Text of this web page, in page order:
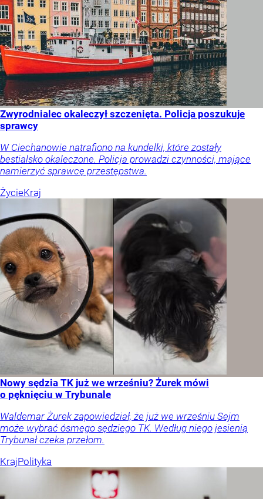
Zwyrodnialec okaleczył szczenięta. Policja poszukuje
sprawcy
W Ciechanowie natrafiono na kundelki, które zostały
bestialsko okaleczone. Policja prowadzi czynności, mające
namierzyć sprawcę przestępstwa.
ŻycieKraj
Nowy sędzia TK już we wrześniu? Żurek mówi
o pęknięciu w Trybunale
Waldemar Żurek zapowiedział, że już we wrześniu Sejm
może wybrać ósmego sędziego TK. Według niego jesienią
Trybunał czeka przełom.
KrajPolityka